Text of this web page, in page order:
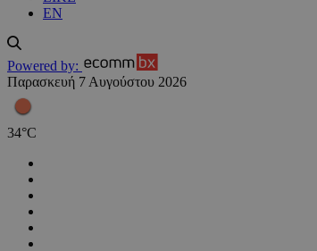
EN
Powered by:
Παρασκευή 7 Αυγούστου 2026
34°C